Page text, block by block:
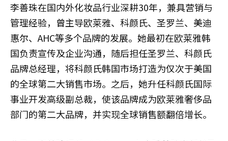
李善珠在国内外化妆品行业深耕30年，兼具营销与
管理经验，曾主导欧莱雅、科颜氏、圣罗兰、美迪
惠尔、AHC等多个品牌的发展。她最初在欧莱雅韩
国负责宣传及企业沟通，随后担任圣罗兰、科颜氏
品牌总经理，将科颜氏韩国市场打造为仅次于美国
的全球第二大销售市场。之后，她升任科颜氏国际
事业开发高级副总裁，使该品牌成为欧莱雅奢侈品
部门的第二大品牌，并实现全球销售额翻倍增长。